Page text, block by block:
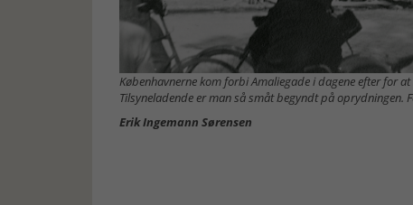
Københavnerne kom forbi Amaliegade i dagene efter for
Tilsyneladende er man så småt begyndt på oprydningen.
Erik Ingemann Sørensen